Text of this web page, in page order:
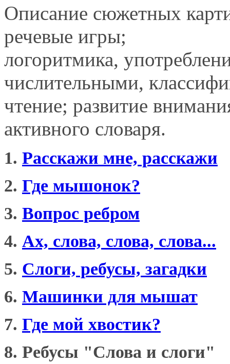
Описание сюжетных
речевые игры;
логоритмика,
числительными,
чтение; развитие
активного словаря.
1. Расскажи мне, расскажи
2. Где мышонок?
3. Вопрос ребром
4. Ах, слова, слова, слова...
5. Слоги, ребусы, загадки
6. Машинки для мышат
7. Где мой хвостик?
8. Ребусы "Слова и слоги"